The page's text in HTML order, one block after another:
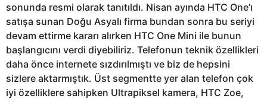
sonunda resmi olarak tanıtıldı. Nisan ayında HTC One’ı
satışa sunan Doğu Asyalı firma bundan sonra bu seriyi
devam ettirme kararı alırken HTC One Mini ile bunun
başlangıcını verdi diyebiliriz. Telefonun teknik özellikleri
daha önce internete sızdırılmıştı ve biz de hepsini
sizlere aktarmıştık. Üst segmentte yer alan telefon çok
iyi özelliklere sahipken Ultrapiksel kamera, HTC Zoe,